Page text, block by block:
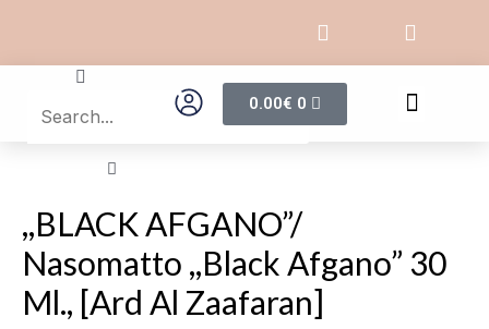
turinio
F
a
c
e
o
I
n
s
a
Search
box.
0.00€ 0
Cart Menu
,,BLACK AFGANO”/
Nasomatto ,,Black Afgano” 30
Ml., [Ard Al Zaafaran]
,,BLACK
AFGANO"/
Nasomatto
,,Black
Afgano"